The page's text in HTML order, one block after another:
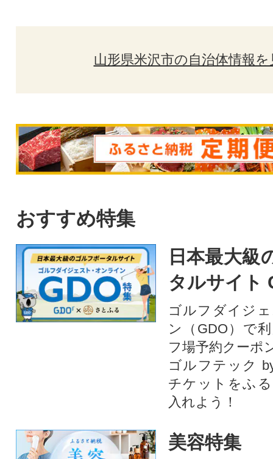
山形県米沢市の自治体情報を
おすすめ特集
日本最大級
タルサイト
ゴルフダイジ
ン（GDO）で
フ場予約クーポ
ゴルフテック
チケットをふ
入れよう！
美容特集